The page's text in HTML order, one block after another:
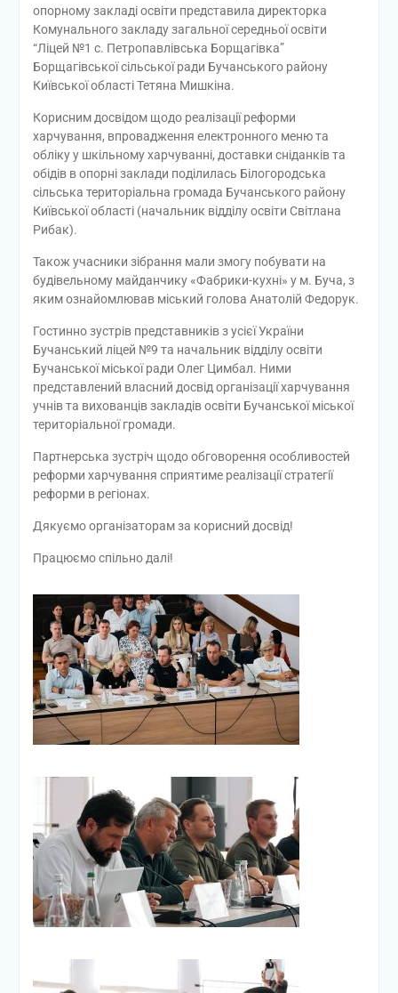
опорному закладі освіти представила директорка
Комунального закладу загальної середньої освіти
“Ліцей №1 с. Петропавлівська Борщагівка”
Борщагівської сільської ради Бучанського району
Київської області Тетяна Мишкіна.
Корисним досвідом щодо реалізації реформи
харчування, впровадження електронного меню та
обліку у шкільному харчуванні, доставки сніданків та
обідів в опорні заклади поділилась Білогородська
сільська територіальна громада Бучанського району
Київської області (начальник відділу освіти Світлана
Рибак).
Також учасники зібрання мали змогу побувати на
будівельному майданчику «Фабрики-кухні» у м. Буча, з
яким ознайомлював міський голова Анатолій Федорук.
Гостинно зустрів представників з усієї України
Бучанський ліцей №9 та начальник відділу освіти
Бучанської міської ради Олег Цимбал. Ними
представлений власний досвід організації харчування
учнів та вихованців закладів освіти Бучанської міської
територіальної громади.
Партнерська зустріч щодо обговорення особливостей
реформи харчування сприятиме реалізації стратегії
реформи в регіонах.
Дякуємо організаторам за корисний досвід!
Працюємо спільно далі!